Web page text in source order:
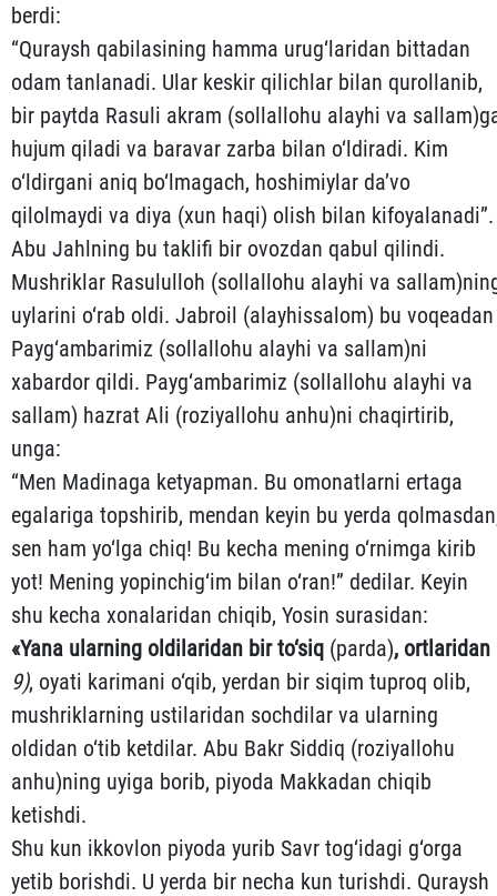
berdi:
“Quraysh qabilasining hamma urug‘laridan bittadan
odam tanlanadi. Ular keskir qilichlar bilan qurollanib,
bir paytda Ra­suli akram (sollallohu alayhi va
hujum qiladi va ba­ravar zarba bilan o‘ldiradi. Kim
o‘ldirgani aniq bo‘lmagach, hoshimiylar da’vo
qilolmaydi va diya (xun haqi) olish bilan kifoyalanadi”.
Abu Jahlning bu taklifi bir ovozdan qabul qilindi.
Mush­riklar Rasululloh (sollallohu alayhi va
uylarini o‘rab oldi. Jabroil (alayhissalom) bu voqeadan
Payg‘ambarimiz (sollallohu alayhi va sallam)ni
xabardor qildi. Payg‘ambari­miz (sollallohu alayhi va
sallam) hazrat Ali (roziyallohu anhu)­ni chaqir­tirib,
unga:
“Men Madinaga ketyapman. Bu omonatlarni ertaga
egalariga topshirib, mendan keyin bu yerda
sen ham yo‘lga chiq! Bu kecha mening o‘rnimga kirib
yot! Mening yopinchig‘im bilan o‘ran!” dedilar. Keyin
shu kecha xonalaridan chiqib, Yosin surasidan:
«Yana ularning oldilaridan bir to‘siq (parda), ortlaridan
9), oyati karimani o‘qib, yerdan bir siqim tuproq olib,
mush­rik­lar­ning ustilaridan sochdilar va ularning
oldidan o‘tib ketdi­lar. Abu Bakr Siddiq (roziyallohu
anhu)ning uyiga borib, piyoda Mak­ka­dan chiqib
ketishdi.
Shu kun ikkovlon piyoda yurib Savr tog‘idagi g‘orga
yetib bo­rish­di. U yerda bir necha kun turishdi. Quraysh